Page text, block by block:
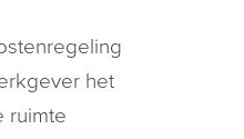
het
ruimte